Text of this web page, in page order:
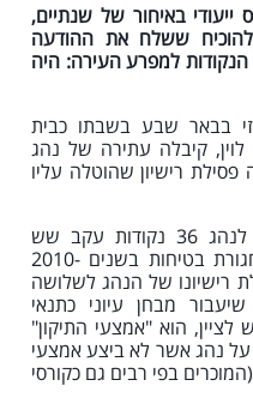
קורס ייעודי באיחור של שנתיים,
ששלח את ההודעה
למפרע העירה: היה
בבאר שבע בשבתו כבית
לוין, קיבלה עתירה של נהג
רישיון שהוטלה עליו
נכון ל-28 באפריל 2015 נזקפו לנהג 36 נקודות עקב שש
עבירות תנועה של נהיגה ללא חגורת בטיחות בשנים 2010-
רישיונו של הנהג לשלושה
ודרישה שיעבור מבחן עיוני כתנאי
לציין, הוא "אמצעי התיקון"
על נהג אשר לא ביצע אמצעי
(המוכרים בפי רבים גם כקורסי